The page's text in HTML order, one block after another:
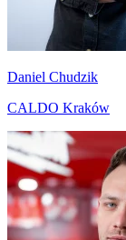
Daniel Chudzik
CALDO Kraków